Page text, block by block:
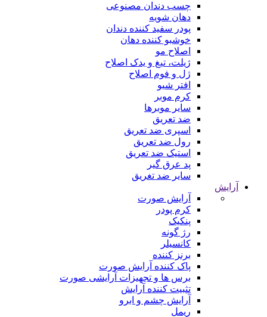
چسب دندان مصنوعی
دهان شویه
پودر سفید کننده دندان
خوشبو کننده دهان
اصلاح مو
ژیلت، تیغ و یدک اصلاح
ژل و فوم اصلاح
افتر شیو
کرم موبر
سایر موبرها
ضد تعریق
اسپری ضد تعریق
رول ضد تعریق
استیک ضد تعریق
پد عرق گیر
سایر ضد تغریق
آرایش
آرایش صورت
کرم پودر
پنکیک
رژ گونه
کانسیلر
برنز کننده
پاک کننده آرایش صورت
برس ها و تجهیزات آرایشی صورت
تثبیت کننده آرایش
آرایش چشم و ابرو
ریمل